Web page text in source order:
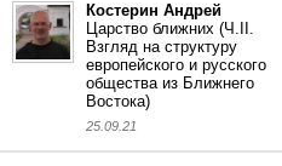
Костерин Андрей
Царство ближних (Ч.II.
Взгляд на структуру
европейского и русского
общества из Ближнего
Востока)
25.09.21